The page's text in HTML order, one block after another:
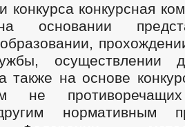
конкурса конкурсная
основании
осуществлении
также на основе
не
нормативным